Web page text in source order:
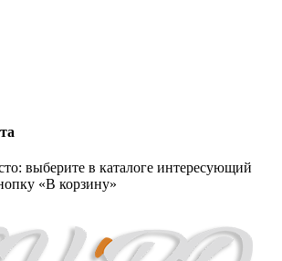
выберите в каталоге интересующий
«В корзину»